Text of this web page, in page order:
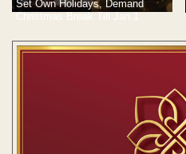
Set Own Holidays, Demand
Christmas Break Till Jan 1